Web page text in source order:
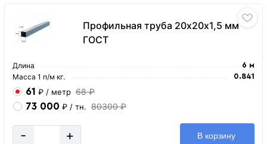
Профильная труба 20х20х1,5 мм
ГОСТ
Длина 6 м
Масса 1 п/м кг. 0.841
61 ₽ / метр 68 ₽
73 000 ₽ / тн. 80300 ₽
- + В корзину